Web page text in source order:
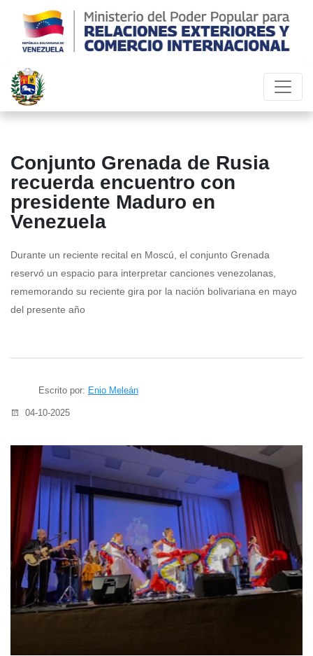
Conjunto Grenada de Rusia
recuerda encuentro con
presidente Maduro en
Venezuela
Durante un reciente recital en Moscú, el conjunto Grenada
reservó un espacio para interpretar canciones venezolanas,
rememorando su reciente gira por la nación bolivariana en mayo
del presente año
Escrito por: Enio Meleán
04-10-2025